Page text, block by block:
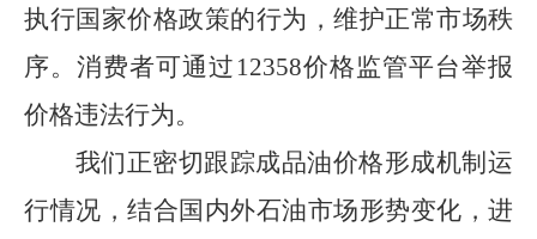
执行国家价格政策的行为，维护正常市场秩
序。消费者可通过 12358价格监管平台举报
价格违法行为。
我们正密切跟踪成品油价格形成机制运
行情况，结合国内外石油市场形势变化，进